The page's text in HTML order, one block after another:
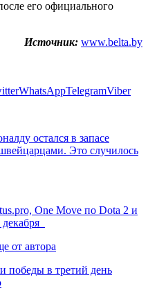
его официального
Источник: www.belta.by
WhatsAppTelegramViber
остался в запасе
Это случилось
One Move по Dota 2 и
от автора
в третий день